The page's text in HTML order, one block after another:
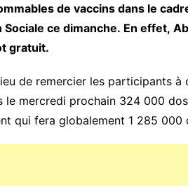
de vaccins dans le
Sociale ce dimanche. En effet,
gratuit.
de remercier les participants
le mercredi prochain 324 000
qui fera globalement 1 285 000